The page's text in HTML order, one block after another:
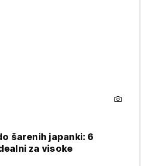
šarenih japanki: 6
za visoke